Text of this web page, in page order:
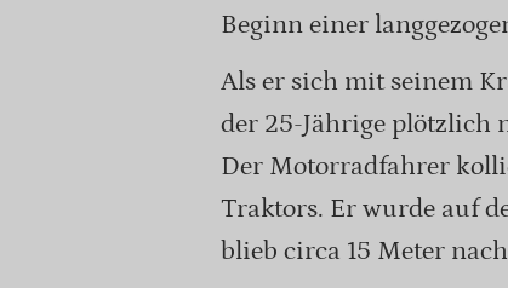
Beginn einer
Als er sich mit seinem
der 25-Jährige plötzlich
Der Motorradfahrer
Traktors. Er wurde auf
blieb circa 15 Meter